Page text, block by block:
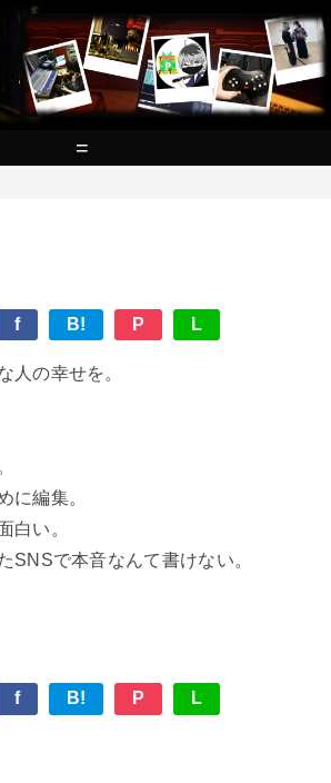
=
f B! P L
人の幸せを。
に編集。
白い。
SNSで本音なんて書けない。
f B! P L